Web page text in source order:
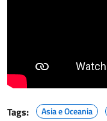
Tags: Asia e Oceania